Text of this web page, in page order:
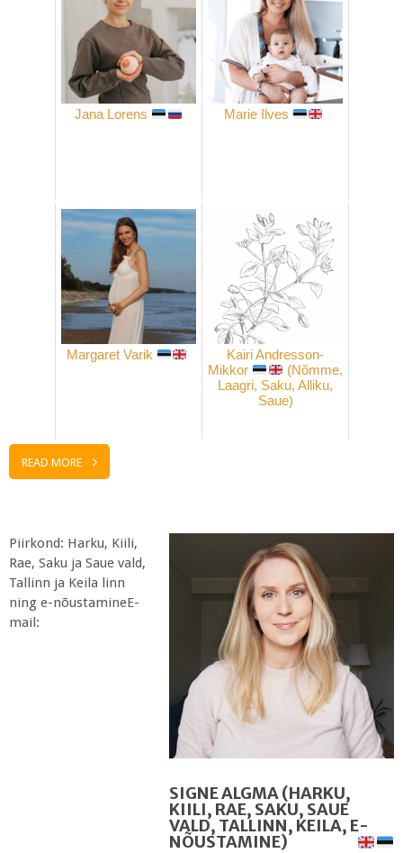
Jana Lorens Marie Ilves
Margaret Varik
Kairi Andresson-
Mikkor
(Nõmme,
Laagri, Saku, Alliku,
Saue)
READ MORE
SIGNE ALGMA (HARKU,
KIILI, RAE, SAKU, SAUE
VALD, TALLINN, KEILA, E-
NÕUSTAMINE)
Piirkond: Harku, Kiili,
Rae, Saku ja Saue vald,
Tallinn ja Keila linn
ning e-nõustamineE-
mail: